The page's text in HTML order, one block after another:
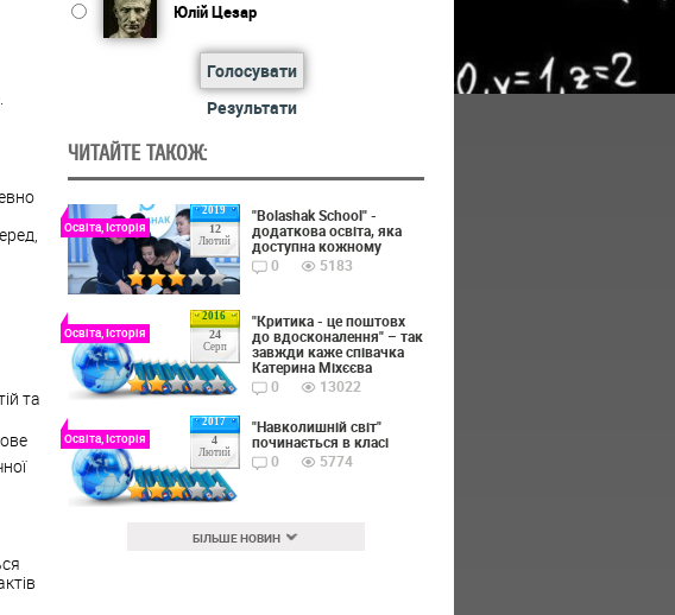
та
Юлій Цезар
Голосувати
Результати
ЧИТАЙТЕ ТАКОЖ:
2019
12
Лютий
Освіта, Історія
"Bolashak School" -
додаткова освіта, яка
доступна кожному
0
5183
2016
24
Серп
Освіта, Історія
"Критика - це поштовх
до вдосконалення" – так
завжди каже співачка
Катерина Міхєєва
0
13022
2017
4
Лютий
Освіта, Історія
"Навколишній світ"
починається в класі
0
5774
БІЛЬШЕ НОВИН